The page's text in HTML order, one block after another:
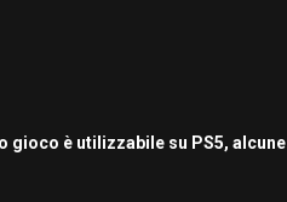
gioco è utilizzabile su PS5, alcune